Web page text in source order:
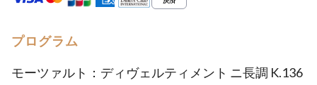
プログラム
モーツァルト：ディヴェルティメント ニ長調 K.136